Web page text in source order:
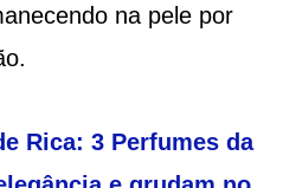
na pele por
Rica: 3 Perfumes da